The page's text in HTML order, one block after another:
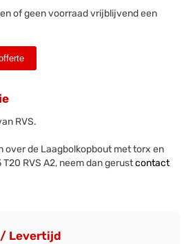
of geen voorraad vrijblijvend een
RVS.
over de Laagbolkopbout met torx en
RVS A2, neem dan gerustcontact
Levertijd